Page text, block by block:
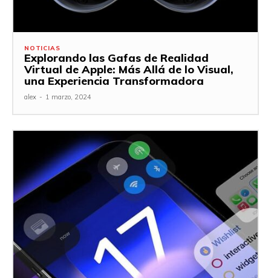
NOTICIAS
Explorando las Gafas de Realidad
Virtual de Apple: Más Allá de lo Visual,
una Experiencia Transformadora
alex - 1 marzo, 2024